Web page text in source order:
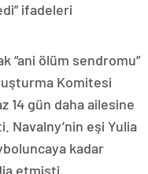
ifadeleri
“ani ölüm sendromu”
Komitesi
14 gün daha ailesine
eşi Yulia
kadar
etmişti.